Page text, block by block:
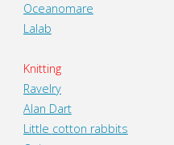
Oceanomare
Lalab
Knitting
Ravelry
Alan Dart
Little cotton rabbits